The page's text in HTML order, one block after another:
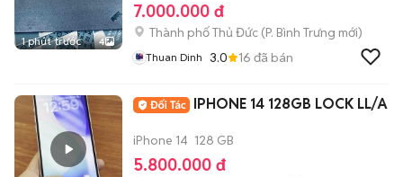
1 phút trước 4
7.000.000 đ
Thành phố Thủ Đức (P. Bình Trưng mới)
Thuan Dinh 3.0 16 đã bán
IPHONE 14 128GB LOCK LL/A
iPhone 14 128 GB
5.800.000 đ